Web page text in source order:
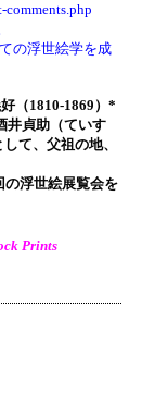
の浮世絵学を成
（1810-1869）*
井貞助（ていす
て、父祖の地、
の浮世絵展覧会を
Prints